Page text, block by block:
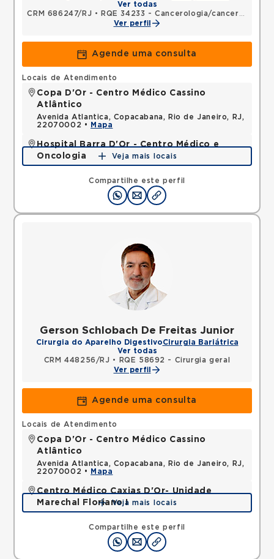
Ver todas
CRM 686247/RJ •
RQE 34233 - Cancerologia/cancerologia cirúrgica
Ver perfil
Agende uma consulta
Compartilhe este perfil
Locais de Atendimento
Copa D'Or - Centro Médico Cassino
Atlântico
Avenida Atlantica, Copacabana, Rio de Janeiro, RJ,
22070002 •
Mapa
Hospital Barra D'Or - Centro Médico e
Oncologia
Avenida Nelson Mufarrej, Barra da Tijuca, Rio de
Janeiro, RJ, 22775050 •
Mapa
Veja mais locais
Gerson Schlobach De Freitas Junior
Cirurgia do Aparelho DigestivoCirurgia Bariátrica
Ver todas
CRM 448256/RJ •
RQE 58692 - Cirurgia geral
Ver perfil
Agende uma consulta
Compartilhe este perfil
Locais de Atendimento
Copa D'Or - Centro Médico Cassino
Atlântico
Avenida Atlantica, Copacabana, Rio de Janeiro, RJ,
22070002 •
Mapa
Centro Médico Caxias D'Or- Unidade
Marechal Floriano I
Avenida Perimetral Marechal Floriano, Jardim Vinte
e Cinco de Agosto, Duque de Caxias, RJ,
25075025 •Mapa
Veja mais locais